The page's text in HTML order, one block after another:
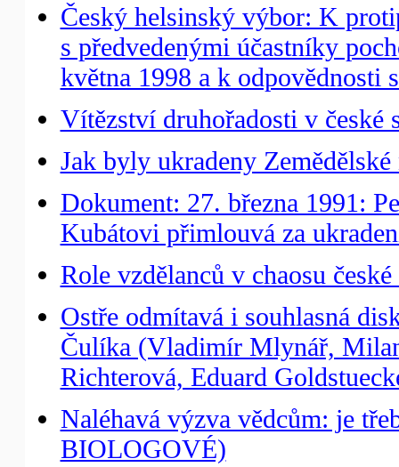
Český helsinský výbor: K
s předvedenými účastníky
května 1998 a k odpovědnosti
Vítězství druhořadosti v české
Jak byly ukradeny
Dokument: 27. března 1991:
Kubátovi přimlouvá za
Role vzdělanců v chaosu
Ostře odmítavá i souhlasná
Čulíka (Vladimír Mlynář,
Richterová, Eduard
Naléhavá výzva vědcům: je
BIOLOGOVÉ)